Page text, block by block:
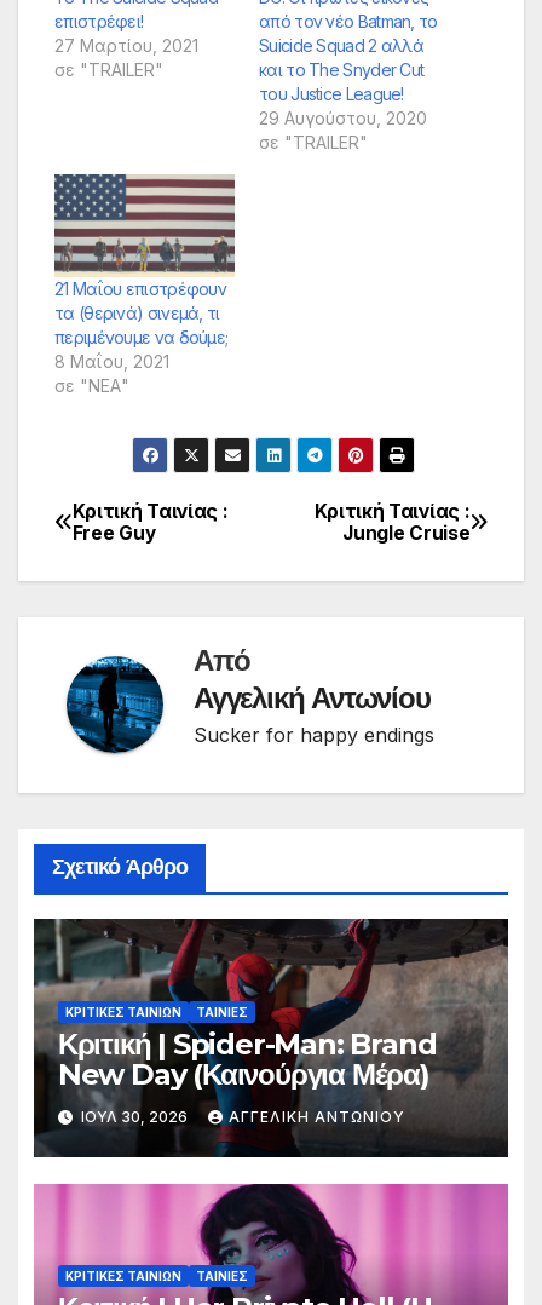
επιστρέφει!
27 Μαρτίου, 2021
σε "TRAILER"
από τον νέο Batman, το
Suicide Squad 2 αλλά
και το The Snyder Cut
του Justice League!
29 Αυγούστου, 2020
σε "TRAILER"
21 Μαΐου επιστρέφουν
τα (θερινά) σινεμά, τι
περιμένουμε να δούμε;
8 Μαΐου, 2021
σε "ΝΕΑ"
Πλοήγηση
άρθρων
Κριτική Ταινίας :
Jungle Cruise
Κριτική Ταινίας :‎
Free Guy
Από
Αγγελική Αντωνίου
Sucker for happy endings
Σχετικό Άρθρο
ΚΡΙΤΙΚΕΣ ΤΑΙΝΙΩΝ ΤΑΙΝΙΕΣ
Κριτική | Spider-Man: Brand
New Day (Καινούργια Μέρα)
ΙΟΎΛ 30, 2026 ΑΓΓΕΛΙΚΉ ΑΝΤΩΝΊΟΥ
ΚΡΙΤΙΚΕΣ ΤΑΙΝΙΩΝ ΤΑΙΝΙΕΣ